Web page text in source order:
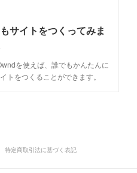
サイトをつくってみま
を使えば、誰でもかんたんに
トをつくることができます。
特定商取引法に基づく表記